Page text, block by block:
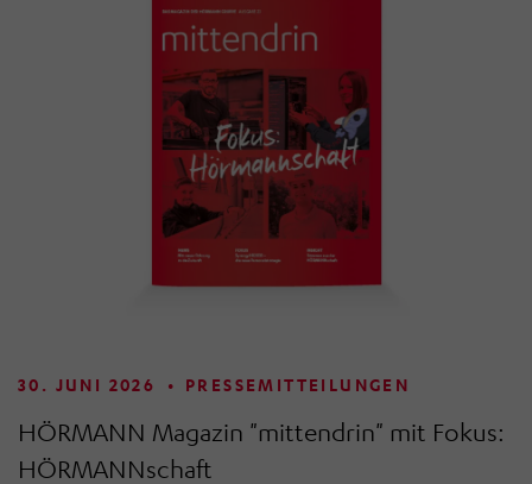
30. JUNI 2026 • PRESSEMITTEILUNGEN
HÖRMANN Magazin "mittendrin" mit Fokus:
HÖRMANNschaft